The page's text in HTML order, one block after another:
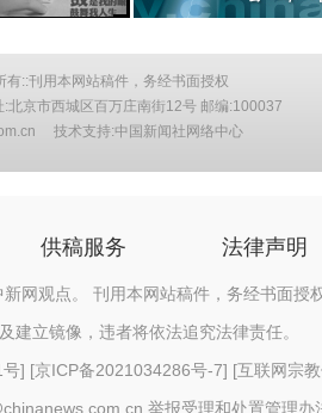
::刊用本网站稿件，务经书面授权
北京市西城区百万庄南街12号 邮编:100037
技术支持:中国新闻社网络中心
供稿服务 法律声明
网观点。 刊用本网站稿件，务经书面授权
建立镜像，违者将依法追究法律责任。
] [京ICP备2021034286号-7] [互联网宗
举报受理和处置管理办